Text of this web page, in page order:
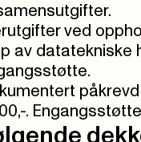
ved
av datatekniske
.